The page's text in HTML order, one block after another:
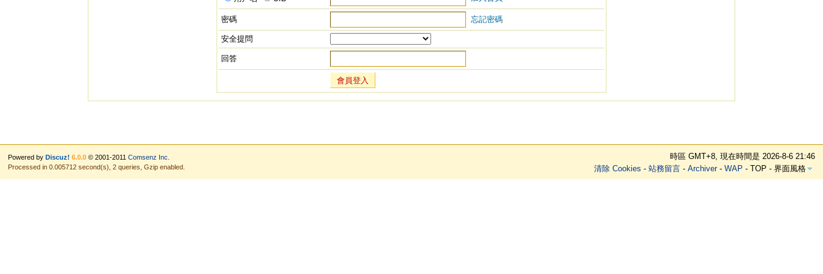
密碼 忘記密碼
安全提問
回答
會員登入
時區 GMT+8, 現在時間是 2026-8-6 21:46
清除 Cookies - 站務留言- Archiver- WAP - TOP - 界面風格
Powered byDiscuz! 6.0.0 © 2001-2011Comsenz Inc.
Processed in 0.005712 second(s), 2 queries, Gzip enabled.